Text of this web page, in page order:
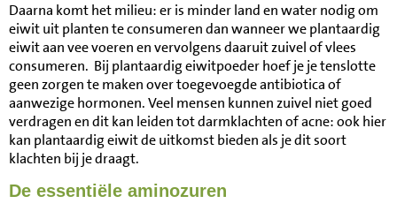
Daarna komt het milieu: er is minder land en water nodig om
eiwit uit planten te consumeren dan wanneer we plantaardig
eiwit aan vee voeren en vervolgens daaruit zuivel of vlees
consumeren. Bij plantaardig eiwitpoeder hoef je je tenslotte
geen zorgen te maken over toegevoegde antibiotica of
aanwezige hormonen. Veel mensen kunnen zuivel niet goed
verdragen en dit kan leiden tot darmklachten of acne: ook hier
kan plantaardig eiwit de uitkomst bieden als je dit soort
klachten bij je draagt.
De essentiële aminozuren